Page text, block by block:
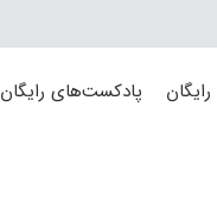
پادکست‌های رایگان